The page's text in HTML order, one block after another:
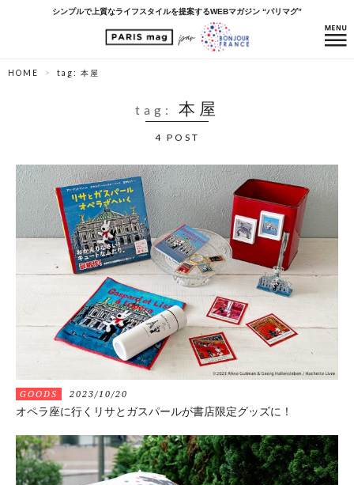
シンプルで上質なライフスタイルを提案するWEBマガジン “パリマグ”
HOME tag: 本屋
tag: 本屋
4 POST
GOODS 2023/10/20
オペラ座に行くリサとガスパールが書店限定グッズに！